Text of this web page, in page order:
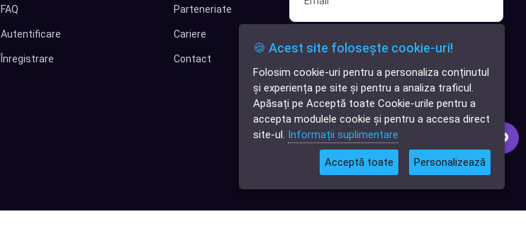
✕
Cauți o aplicație
software?
FAQ
Autentificare
Înregistrare
Parteneriate
Cariere
Contact
Sunt interesat de clienți pentru
compania mea IT
Sunt interesat de achiziții software
Abonează-te
🍪 Acest site folosește cookie-uri!
Folosim cookie-uri pentru a personaliza conținutul
și experiența pe site și pentru a analiza traficul.
Apăsați pe Acceptă toate Cookie-urile pentru a
accepta modulele cookie și pentru a accesa direct
site-ul. Informații suplimentare
Acceptă toate Personalizează